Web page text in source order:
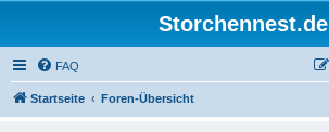
Storchennest.de
FAQ
Startseite Foren-Übersicht